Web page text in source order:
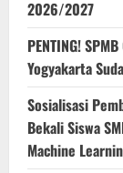
2026/2027
PENTING!
Yogyakarta
Sosialisasi
Bekali Siswa
Machine